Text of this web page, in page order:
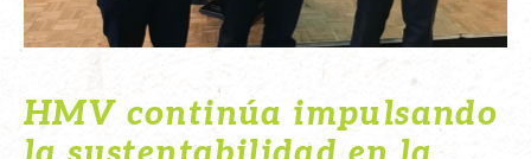
HMV continúa impulsando